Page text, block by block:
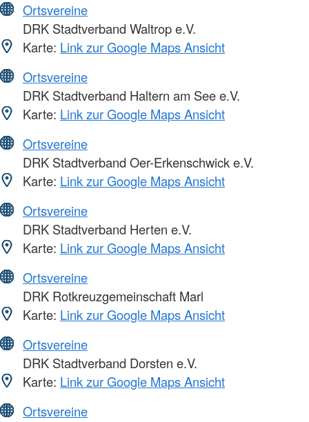
Ortsvereine
DRK Stadtverband Waltrop e.V.
Karte: Link zur Google Maps Ansicht
Ortsvereine
DRK Stadtverband Haltern am See e.V.
Karte: Link zur Google Maps Ansicht
Ortsvereine
DRK Stadtverband Oer-Erkenschwick e.V.
Karte: Link zur Google Maps Ansicht
Ortsvereine
DRK Stadtverband Herten e.V.
Karte: Link zur Google Maps Ansicht
Ortsvereine
DRK Rotkreuzgemeinschaft Marl
Karte: Link zur Google Maps Ansicht
Ortsvereine
DRK Stadtverband Dorsten e.V.
Karte: Link zur Google Maps Ansicht
Ortsvereine